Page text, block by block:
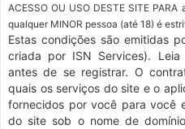
ACESSO OU USO DESTE SITE
qualquer MINOR pessoa (até 18) é
Estas condições são emitidas
criada por ISN Services). Leia
antes de se registrar. O
quais os serviços do site e o
fornecidos por você para você
do site sob o nome de